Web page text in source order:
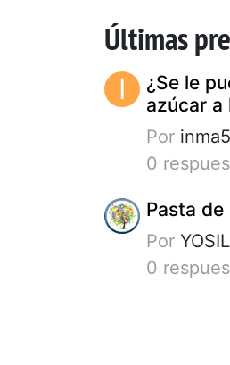
Últimas
I
¿Se le
azúcar a
Por
0
Pasta
Por
0